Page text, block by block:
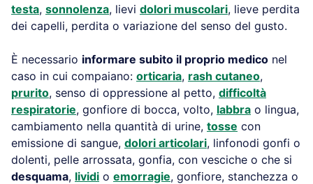
testa, sonnolenza, lievi dolori muscolari, lieve perdita
dei capelli, perdita o variazione del senso del gusto.
È necessario informare subito il proprio medico nel
caso in cui compaiano: orticaria, rash cutaneo,
prurito, senso di oppressione al petto, difficoltà
respiratorie, gonfiore di bocca, volto, labbra o lingua,
cambiamento nella quantità di urine, tosse con
emissione di sangue, dolori articolari, linfonodi gonfi o
dolenti, pelle arrossata, gonfia, con vesciche o che si
desquama, lividi o emorragie, gonfiore, stanchezza o